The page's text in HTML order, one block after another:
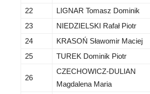
22 LIGNAR Tomasz Dominik
23
NIEDZIELSKI Rafał Piotr
24
KRASOŃ Sławomir Maciej
25
TUREK Dominik Piotr
26
CZECHOWICZ-DULIAN
Magdalena Maria